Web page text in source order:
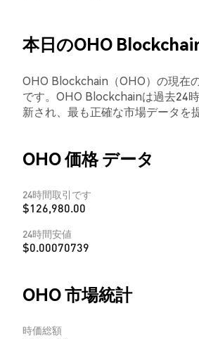
本日のOHO
OHO Blockchain（OHO）の現在
です。OHO Blockchainは過去24
新され、最も正確な市場データを
OHO 価格 データ
24時間取引です
$126,980.00
24時間安値
$0.00070739
OHO 市場統計
時価総額